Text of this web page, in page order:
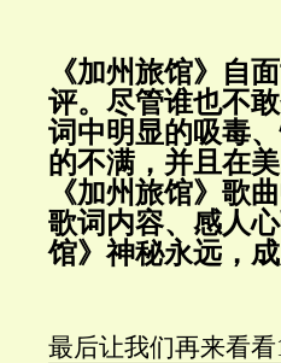
《加州旅馆》自
评。尽管谁也不
词中明显的吸毒
的不满，并且在
《加州旅馆》歌
歌词内容、感人
馆》神秘永远，成
最后让我们再来看看